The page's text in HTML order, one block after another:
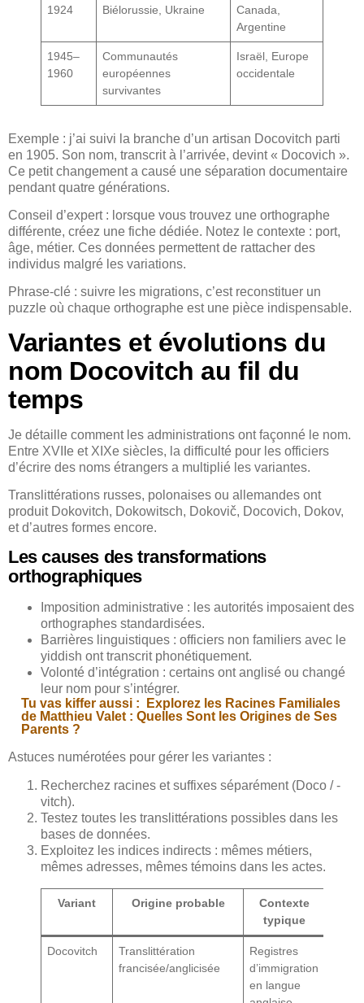
1924
Biélorussie, Ukraine
Canada,
Argentine
1945–
1960
Communautés
européennes
survivantes
Israël, Europe
occidentale
Exemple : j’ai suivi la branche d’un artisan Docovitch parti
en 1905. Son nom, transcrit à l’arrivée, devint « Docovich ».
Ce petit changement a causé une séparation documentaire
pendant quatre générations.
Conseil d’expert : lorsque vous trouvez une orthographe
différente, créez une fiche dédiée. Notez le contexte : port,
âge, métier. Ces données permettent de rattacher des
individus malgré les variations.
Phrase-clé : suivre les migrations, c’est reconstituer un
puzzle où chaque orthographe est une pièce indispensable.
Variantes et évolutions du
nom Docovitch au fil du
temps
Je détaille comment les administrations ont façonné le nom.
Entre XVIIe et XIXe siècles, la difficulté pour les officiers
d’écrire des noms étrangers a multiplié les variantes.
Translittérations russes, polonaises ou allemandes ont
produit Dokovitch, Dokowitsch, Dokovič, Docovich, Dokov,
et d’autres formes encore.
Les causes des transformations
orthographiques
Imposition administrative : les autorités imposaient des
orthographes standardisées.
Barrières linguistiques : officiers non familiers avec le
yiddish ont transcrit phonétiquement.
Volonté d’intégration : certains ont anglisé ou changé
leur nom pour s’intégrer.
Tu vas kiffer aussi :
Explorez les Racines Familiales
de Matthieu Valet : Quelles Sont les Origines de Ses
Parents ?
Astuces numérotées pour gérer les variantes :
Recherchez racines et suffixes séparément (Doco / -
vitch).
Testez toutes les translittérations possibles dans les
bases de données.
Exploitez les indices indirects : mêmes métiers,
mêmes adresses, mêmes témoins dans les actes.
Variant Origine probable
Contexte
typique
Docovitch
Translittération
francisée/anglicisée
Registres
d’immigration
en langue